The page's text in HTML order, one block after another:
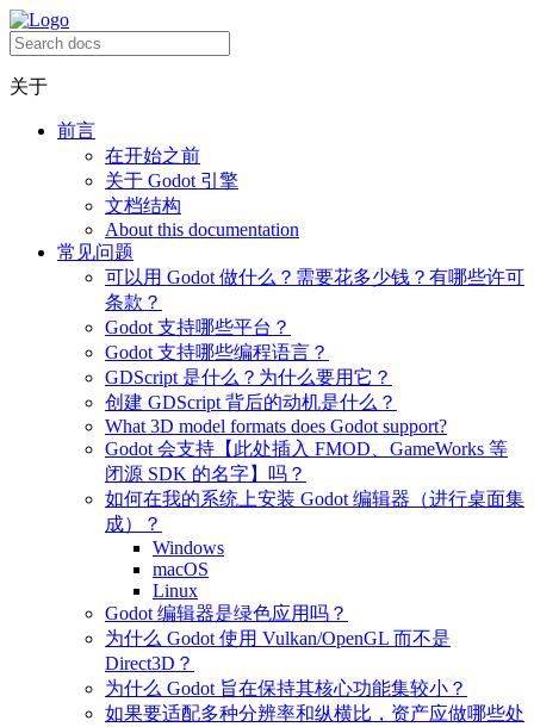
关于
前言
在开始之前
关于 Godot 引擎
文档结构
About this documentation
常见问题
可以用 Godot 做什么？需要花多少钱？有哪些许可
条款？
Godot 支持哪些平台？
Godot 支持哪些编程语言？
GDScript 是什么？为什么要用它？
创建 GDScript 背后的动机是什么？
What 3D model formats does Godot support?
Godot 会支持【此处插入 FMOD、GameWorks 等
闭源 SDK 的名字】吗？
如何在我的系统上安装 Godot 编辑器（进行桌面集
成）？
Windows
macOS
Linux
Godot 编辑器是绿色应用吗？
为什么 Godot 使用 Vulkan/OpenGL 而不是
Direct3D？
为什么 Godot 旨在保持其核心功能集较小？
如果要适配多种分辨率和纵横比，资产应做哪些处